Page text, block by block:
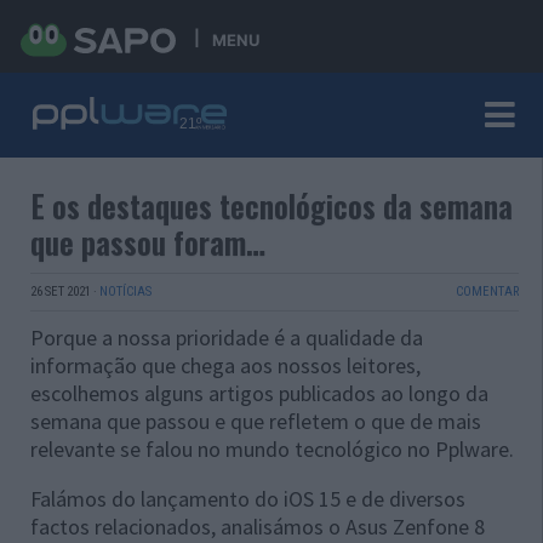
MENU
E os destaques tecnológicos da semana
que passou foram…
26 SET 2021 · NOTÍCIAS COMENTAR
Porque a nossa prioridade é a qualidade da
informação que chega aos nossos leitores,
escolhemos alguns artigos publicados ao longo da
semana que passou e que refletem o que de mais
relevante se falou no mundo tecnológico no Pplware.
Falámos do lançamento do iOS 15 e de diversos
factos relacionados, analisámos o Asus Zenfone 8